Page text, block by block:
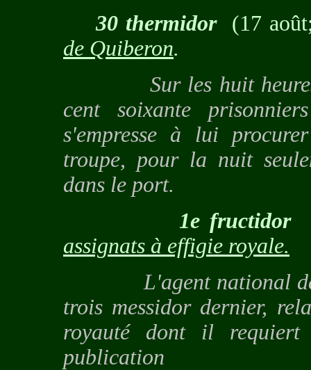
30 thermidor
(17
de Quiberon.
Sur les huit heures
cent soixante
s'empresse à lui
troupe, pour la nuit
dans le port.
1e fructidor
assignats à effigie royale.
L'agent national
trois messidor dernier,
royauté dont il requiert
publication